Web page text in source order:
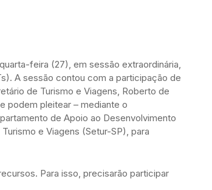
feira (27), em sessão extraordinária,
A sessão contou com a participação de
de Turismo e Viagens, Roberto de
podem pleitear – mediante o
de Apoio ao Desenvolvimento
e Viagens (Setur-SP), para
Para isso, precisarão participar